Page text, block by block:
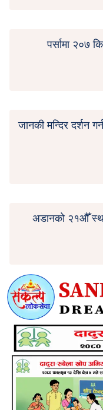
पर्सामा २०७
जानकी मन्दिर दर्शन
अडानको २१औँ